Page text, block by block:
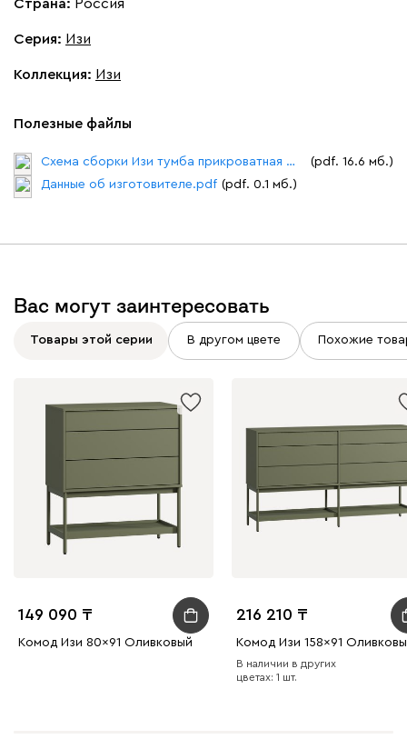
Страна: Россия
Серия: Изи
Коллекция: Изи
Полезные файлы
Схема сборки Изи тумба прикроватная №1.pdf
(pdf. 16.6 мб.)
Данные об изготовителе.pdf (pdf. 0.1 мб.)
Вас могут заинтересовать
Товары этой серии В другом цвете Похожие
149 090
Комод Изи 80x91 Оливковый
216 210
Комод Изи 158x91
В наличии в других
цветах: 1 шт.